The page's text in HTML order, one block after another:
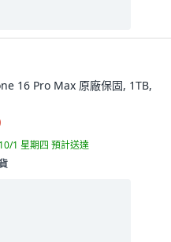
16 Pro Max 原廠保固, 1TB,
10/1 星期四 預計送達